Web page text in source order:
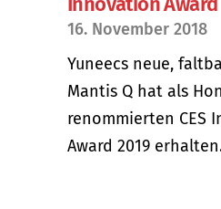
16. November 2018
Yuneecs neue,
Mantis Q hat als
renommierten CES
Award 2019